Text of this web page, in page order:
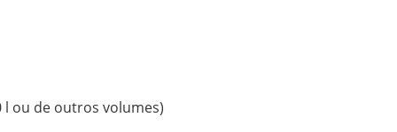
l ou de outros volumes)